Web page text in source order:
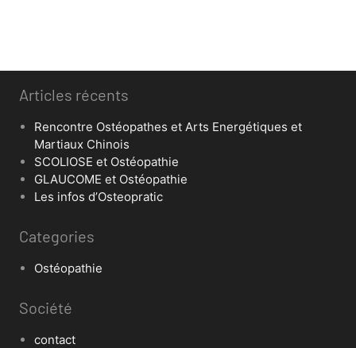
Articles récents
Rencontre Ostéopathes et Arts Energétiques et
Martiaux Chinois
SCOLIOSE et Ostéopathie
GLAUCOME et Ostéopathie
Les infos d’Osteopratic
Categories
Ostéopathie
Société
contact